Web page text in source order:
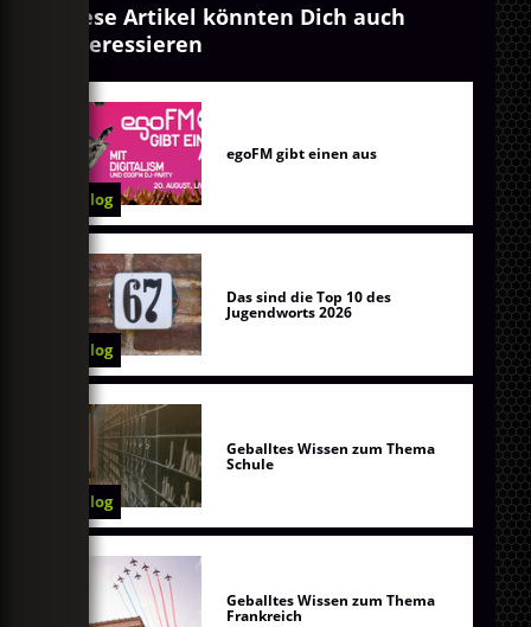
Diese Artikel könnten Dich auch
interessieren
Blog
egoFM gibt einen aus
Blog
Das sind die Top 10 des
Jugendworts 2026
Blog
Geballtes Wissen zum Thema
Schule
Geballtes Wissen zum Thema
Frankreich